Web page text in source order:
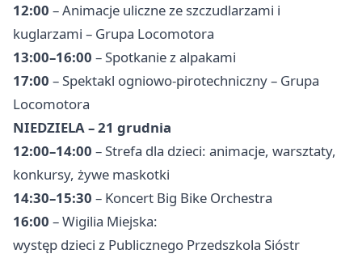
12:00 – Animacje uliczne ze szczudlarzami i
kuglarzami – Grupa Locomotora
13:00–16:00 – Spotkanie z alpakami
17:00 – Spektakl ogniowo-pirotechniczny – Grupa
Locomotora
NIEDZIELA – 21 grudnia
12:00–14:00 – Strefa dla dzieci: animacje, warsztaty,
konkursy, żywe maskotki
14:30–15:30 – Koncert Big Bike Orchestra
16:00 – Wigilia Miejska:
występ dzieci z Publicznego Przedszkola Sióstr